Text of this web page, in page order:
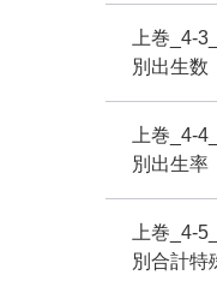
上巻_4-
別出生数
上巻_4-
別出生率
上巻_4-
別合計特